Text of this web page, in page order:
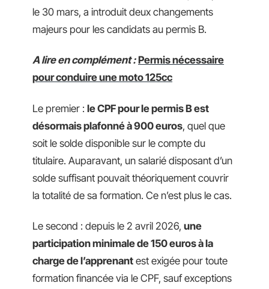
le 30 mars, a introduit deux changements
majeurs pour les candidats au permis B.
A lire en complément : Permis nécessaire
pour conduire une moto 125cc
Le premier : le CPF pour le permis B est
désormais plafonné à 900 euros, quel que
soit le solde disponible sur le compte du
titulaire. Auparavant, un salarié disposant d’un
solde suffisant pouvait théoriquement couvrir
la totalité de sa formation. Ce n’est plus le cas.
Le second : depuis le 2 avril 2026, une
participation minimale de 150 euros à la
charge de l’apprenant est exigée pour toute
formation financée via le CPF, sauf exceptions